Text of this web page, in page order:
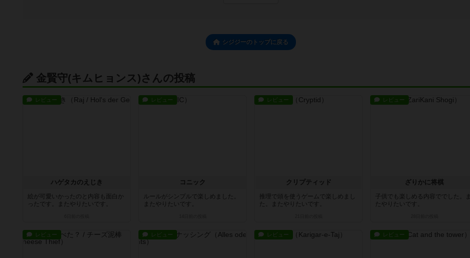
シジジーのトップに戻る
金賢守(キムヒョンス)さんの投稿
レビュー
ハゲタカのえじき
絵が可愛いかったのと内容も面白か
ったです。またやりたいです。
レビュー
コニック
ルールがシンプルで楽しめました。
またやりたいです。
レビュー
クリプティッド
推理で頭を使うゲームで楽しめまし
た。またやりたいです。
レビュー
ざりかに将棋
子供でも楽しめる内容ででした。ま
たやりたいです。
レビュー レビュー レビュー レビュー